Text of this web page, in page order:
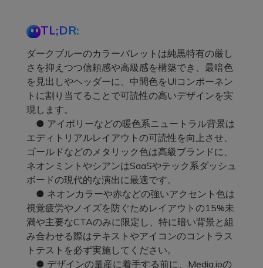
TL;DR:
ダークブルーのカラーパレットは純黒特有の厳し
さを抑えつつ信頼感や高級感を構築でき、最暗色
を見出しやヘッダーに、中間色をUIコンポーネン
トに割り当てることで可読性の高いデザインを実
現します。
● アイボリーなどの暖色系ニュートラル背景は
エディトリアルレイアウトの可読性を向上させ、
ゴールドなどのメタリック色は高級ブランドに、
ネオンミントやシアンはSaaSやテック系ダッシュ
ボードの現代的な演出に最適です。
● ネオンカラーや赤などの強いアクセント色は
視覚疲労やノイズを防ぐためレイアウトの15%未
満や主要なCTAのみに限定し、特に暗い背景と組
み合わせる際はテキストやアイコンのコントラス
トテストを必ず実施してください。
● デザインの量産に着手する前に、Media.ioの